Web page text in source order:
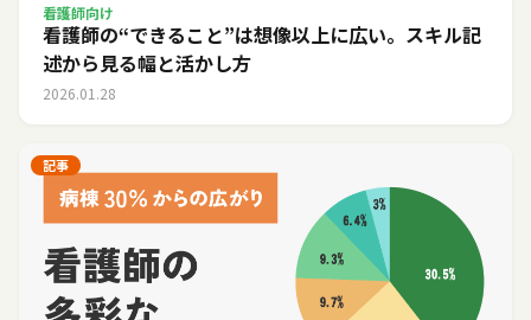
看護師向け
看護師の“できること”は想像以上に広い。スキル記
述から見る幅と活かし方
2026.01.28
記事